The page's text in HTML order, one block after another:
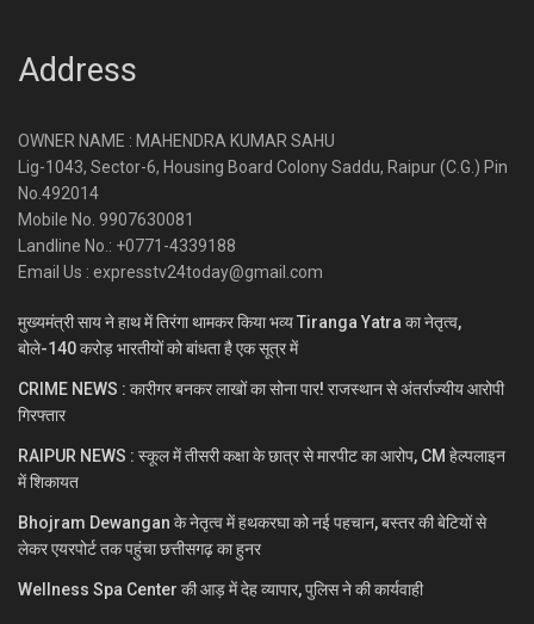
Address
OWNER NAME : MAHENDRA KUMAR SAHU
Lig-1043, Sector-6, Housing Board Colony Saddu, Raipur (C.G.) Pin
No.492014
Mobile No. 9907630081
Landline No.: +0771-4339188
Email Us : expresstv24today@gmail.com
मुख्यमंत्री साय ने हाथ में तिरंगा थामकर किया भव्य Tiranga Yatra का नेतृत्व,
बोले-140 करोड़ भारतीयों को बांधता है एक सूत्र में
CRIME NEWS : कारीगर बनकर लाखों का सोना पार! राजस्थान से अंतर्राज्यीय आरोपी
गिरफ्तार
RAIPUR NEWS : स्कूल में तीसरी कक्षा के छात्र से मारपीट का आरोप, CM हेल्पलाइन
में शिकायत
Bhojram Dewangan के नेतृत्व में हथकरघा को नई पहचान, बस्तर की बेटियों से
लेकर एयरपोर्ट तक पहुंचा छत्तीसगढ़ का हुनर
Wellness Spa Center की आड़ में देह व्यापार, पुलिस ने की कार्यवाही